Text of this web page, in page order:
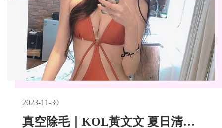
2023-11-30
真空除毛｜KOL黃文文 夏日清爽時刻，LightSheer Duet雷射除毛體驗